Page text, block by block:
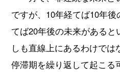
ですが、10年経てば10年
てば20年後の未来がある
しも直線上にあるわけでは
停滞期を繰り返して起こる